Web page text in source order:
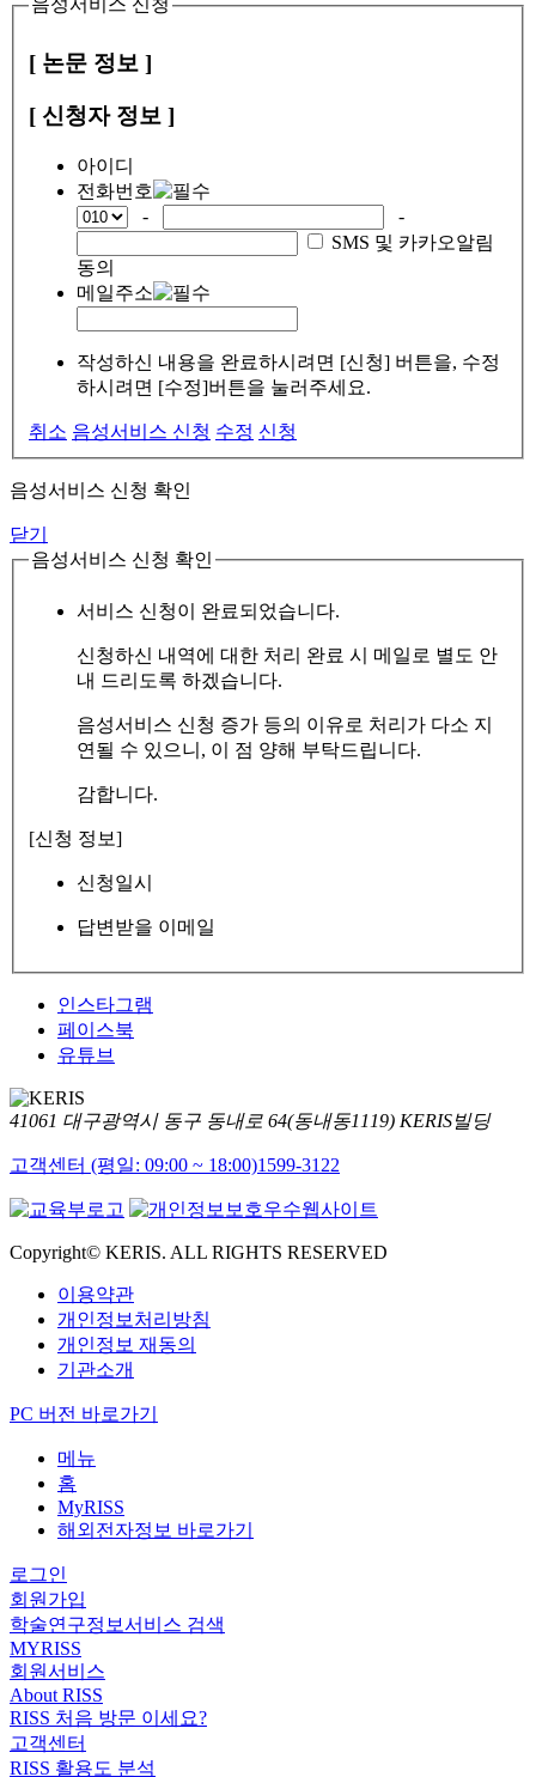
음성서비스 신청
[ 논문 정보 ]
[ 신청자 정보 ]
아이디
전화번호
-
-
SMS 및 카카오알림
동의
메일주소
작성하신 내용을 완료하시려면 [신청] 버튼을, 수정
하시려면 [수정]버튼을 눌러주세요.
취소 음성서비스 신청 수정 신청
음성서비스 신청 확인
닫기
음성서비스 신청 확인
서비스 신청이 완료되었습니다.
신청하신 내역에 대한 처리 완료 시 메일로 별도 안
내 드리도록 하겠습니다.
음성서비스 신청 증가 등의 이유로 처리가 다소 지
연될 수 있으니, 이 점 양해 부탁드립니다.
감합니다.
[신청 정보]
신청일시
답변받을 이메일
인스타그램
페이스북
유튜브
41061 대구광역시 동구 동내로 64(동내동1119) KERIS빌딩
고객센터 (평일: 09:00 ~ 18:00)1599-3122
Copyright© KERIS. ALL RIGHTS RESERVED
이용약관
개인정보처리방침
개인정보 재동의
기관소개
PC 버전 바로가기
메뉴
홈
MyRISS
해외전자정보 바로가기
로그인
회원가입
학술연구정보서비스 검색
MYRISS
회원서비스
About RISS
RISS 처음 방문 이세요?
고객센터
RISS 활용도 분석